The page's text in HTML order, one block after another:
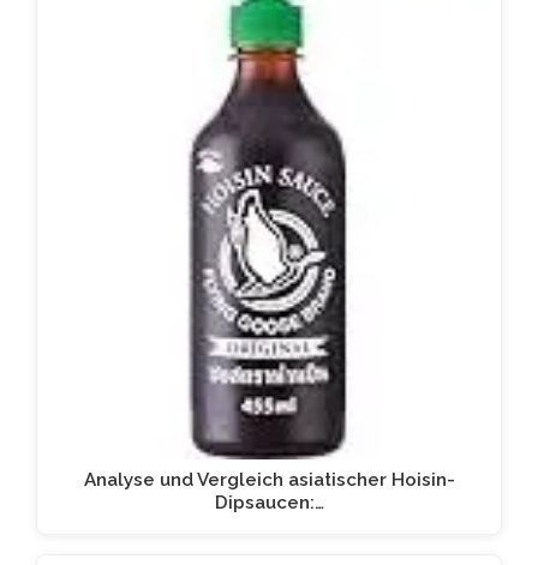
Analyse und Vergleich asiatischer Hoisin-
Dipsaucen:…